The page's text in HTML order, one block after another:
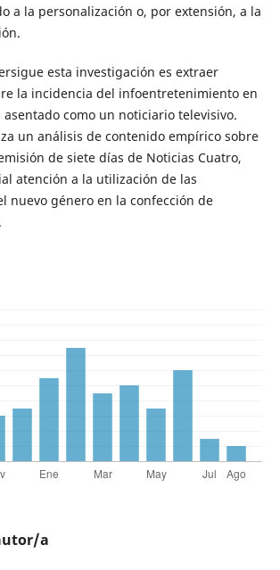
a la personalización o, por extensión, a la
esta investigación es extraer
la incidencia del infoentretenimiento en
como un noticiario televisivo.
un análisis de contenido empírico sobre
de siete días de Noticias Cuatro,
atención a la utilización de las
nuevo género en la confección de
a